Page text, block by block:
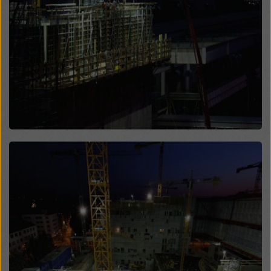
Open
Überwachungszwecken unterliegen und dagegen
keine wirksamen Rechtsbehelfe zur Verfügung
stehen. Sie können alle einwilligungspflichtigen
Cookies ablehnen, indem Sie auf "Ablehnen" klicken
Cookie Einstellungenanpassen, indem Sie
auf Cookie Einstellungen am Ende dieser Website
klicken und die entsprechenden Checkboxen
verwenden. Sie können Ihre Einwilligung jederzeit
grundlos mit Wirkung für die Zukunft widerrufen,
indem Sie zB auf
am Ende
Weitere Informationen zu unseren Cookies finden Sie
in unserer Datenschutzerklärung
auch die Möglichkeit, Ihre Cookies auszuwählen
(Erweiterte Cookie-Einstellungen).